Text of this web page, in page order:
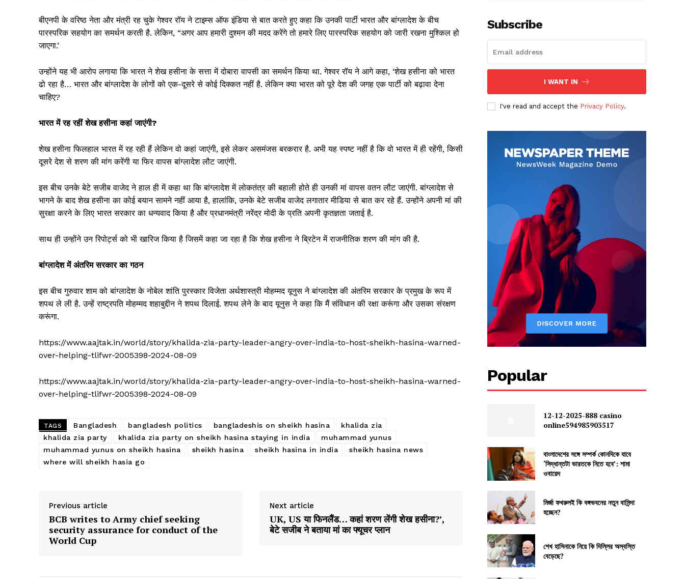
बीएनपी के वरिष्ठ नेता और मंत्री रह चुके गेश्वर रॉय ने टाइम्स ऑफ इंडिया से बात करते हुए कहा कि उनकी पार्टी भारत और बांग्लादेश के बीच
पारस्परिक सहयोग का समर्थन करती है. लेकिन, “अगर आप हमारी दुश्मन की मदद करेंगे तो हमारे लिए पारस्परिक सहयोग को जारी रखना मुश्किल हो
जाएगा.’
उन्होंने यह भी आरोप लगाया कि भारत ने शेख हसीना के सत्ता में दोबारा वापसी का समर्थन किया था. गेश्वर रॉय ने आगे कहा, ‘शेख हसीना को भारत
ढो रहा है… भारत और बांग्लादेश के लोगों को एक-दूसरे से कोई दिक्कत नहीं है. लेकिन क्या भारत को पूरे देश की जगह एक पार्टी को बढ़ावा देना
चाहिए?
भारत में रह रहीं शेख हसीना कहां जाएंगी?
शेख हसीना फिलहाल भारत में रह रही हैं लेकिन वो कहां जाएंगी, इसे लेकर असमंजस बरकरार है. अभी यह स्पष्ट नहीं है कि वो भारत में ही रहेंगी, किसी
दूसरे देश से शरण की मांग करेंगी या फिर वापस बांग्लादेश लौट जाएंगी.
इस बीच उनके बेटे सजीब वाजेद ने हाल ही में कहा था कि बांग्लादेश में लोकतंत्र की बहाली होते ही उनकी मां वापस वतन लौट जाएंगी. बांग्लादेश से
भागने के बाद शेख हसीना का कोई बयान सामने नहीं आया है, हालांकि, उनके बेटे सजीब वाजेद लगातार मीडिया से बात कर रहे हैं. उन्होंने अपनी मां की
सुरक्षा करने के लिए भारत सरकार का धन्यवाद किया है और प्रधानमंत्री नरेंद्र मोदी के प्रति अपनी कृतज्ञता जताई है.
साथ ही उन्होंने उन रिपोर्ट्स को भी खारिज किया है जिसमें कहा जा रहा है कि शेख हसीना ने ब्रिटेन में राजनीतिक शरण की मांग की है.
बांग्लादेश में अंतरिम सरकार का गठन
इस बीच गुरुवार शाम को बांग्लादेश के नोबेल शांति पुरस्कार विजेता अर्थशास्त्री मोहम्मद यूनुस ने बांग्लादेश की अंतरिम सरकार के प्रमुख के रूप में
शपथ ले ली है. उन्हें राष्ट्रपति मोहम्मद शहाबुद्दीन ने शपथ दिलाई. शपथ लेने के बाद यूनुस ने कहा कि मैं संविधान की रक्षा करूंगा और उसका संरक्षण
करूंगा.
https://www.aajtak.in/world/story/khalida-zia-party-leader-angry-over-india-to-host-sheikh-hasina-warned-
over-helping-tlifwr-2005398-2024-08-09
https://www.aajtak.in/world/story/khalida-zia-party-leader-angry-over-india-to-host-sheikh-hasina-warned-
over-helping-tlifwr-2005398-2024-08-09
TAGS Bangladesh bangladesh politics bangladeshis on sheikh hasina
khalida zia
khalida zia party
khalida zia party on sheikh hasina staying in india
muhammad yunus
muhammad yunus on sheikh hasina
sheikh hasina sheikh hasina in india
sheikh hasina news
where will sheikh hasia go
Previous article
BCB writes to Army chief seeking
security assurance for conduct of the
World Cup
Next article
UK, US या फिनलैंड… कहां शरण लेंगी शेख हसीना?’,
बेटे सजीब ने बताया मां का फ्यूचर प्लान
Subscribe
I WANT IN
I've read and accept the Privacy Policy.
Popular
12-12-2025-888 casino
online594985903517
বাংলাদেশের সঙ্গে সম্পর্ক কোনদিকে যাবে
‘সিদ্ধান্তটা ভারতকে নিতে হবে’: শামা
ওবায়েদ
মির্জা ফখরুলই কি বঙ্গভবনের নতুন বাসিন্দা
হচ্ছেন?
শেখ হাসিনাকে নিয়ে কি দিল্লির অস্বস্তি
বেড়েছে?